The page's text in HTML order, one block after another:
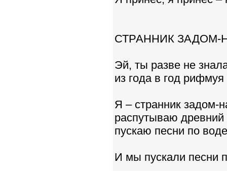
СТРАННИК ЗАДОМ-
Эй, ты разве не
из года в год
Я – странник задом-
распутываю древний
пускаю песни по
И мы пускали песни